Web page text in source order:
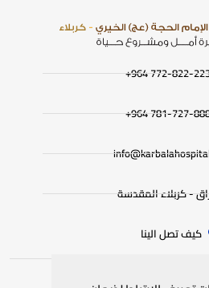
772-822-2230‏
781-727-8886
- كربلاء المقدسة
كيف تصل الينا